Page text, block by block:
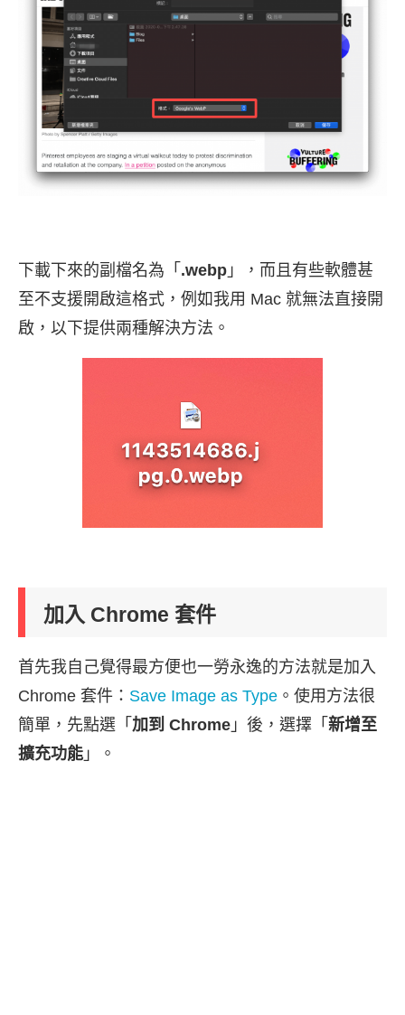
下載下來的副檔名為「 .webp 」，而且有些軟體甚
至不支援開啟這格式，例如我用 Mac 就無法直接開
啟，以下提供兩種解決方法。
加入 Chrome 套件
首先我自己覺得最方便也一勞永逸的方法就是加入
Chrome 套件： Save Image as Type 。使用方法很
簡單，先點選「 加到 Chrome 」後，選擇「 新增至
擴充功能 」。